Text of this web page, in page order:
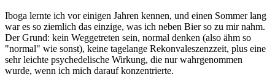
Iboga lernte ich vor einigen Jahren kennen, und einen Sommer lang
war es so ziemlich das einzige, was ich neben Bier so zu mir nahm.
Der Grund: kein Weggetreten sein, normal denken (also ähm so
"normal" wie sonst), keine tagelange Rekonvaleszenzzeit, plus eine
sehr leichte psychedelische Wirkung, die nur wahrgenommen
wurde, wenn ich mich darauf konzentrierte.